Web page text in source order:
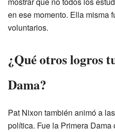
en ese momento. Ella misma
voluntarios.
¿Qué otros logros
Dama?
Pat Nixon también animó a
política. Fue la Primera